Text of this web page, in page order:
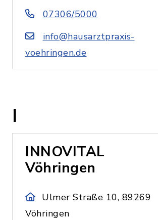
07306/5000
info@hausarztpraxis-
voehringen.de
I
INNOVITAL
Vöhringen
Ulmer Straße 10, 89269
Vöhringen